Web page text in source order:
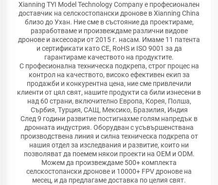
Xianning TYI Model Technology Company е професионален
доставчик на селскостопански дронове в Xianning China
близо до Ухан. Ние сме в състояние да проектираме,
разработваме и произвеждаме различни видове
дронове и аксесоари от 2015 г. насам. Имаме 11 патента
и сертификати като CE, RoHS и ISO 9001 за да
гарантираме качеството на продуктите.
С професионална техническа подкрепа, строг процес на
контрол на качеството, високо ефективен екип за
продажби и конкурентна цена, ние сме привлечили
клиенти от цял свят, нашите продукти са били изнесени в
над 60 страни, включително Европа, Корея, Полша,
Сърбия, Турция, САЩ, Мексико, Бразилия, Индия
След 9 години развитие постигнахме голям напредък в
дронната индустрия. Оборудван с усъвършенствана
производствена линия и силна техническа подкрепа от
нашия отдел за изследвания и развитие, които ни
позволяват да поемем някои проекти на OEM и ODM.
Можем да произвеждаме 500+ комплекта
селскостопански дронове и 10000+ FPV дронове на
месец, и да предлагаме доставка по целия свят.